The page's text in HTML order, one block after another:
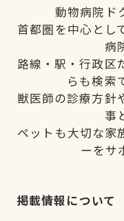
動物病院ド
首都圏を中心とし
病
路線・駅・行政区
らも検索
獣医師の診療方針
事
ペットも大切な家
ーをサ
掲載情報について